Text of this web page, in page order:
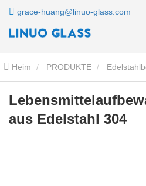
grace-huang@linuo-glass.com
Heim PRODUKTE
Lebensmittelaufbewahrungsbehälter
aus Edelstahl 304